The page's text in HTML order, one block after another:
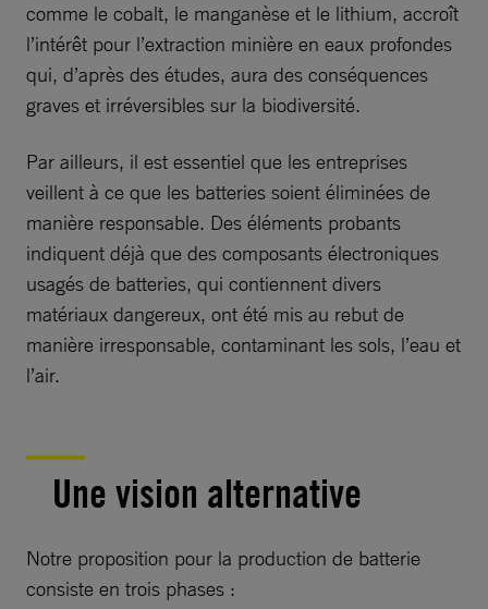
comme le cobalt, le manganèse et le lithium, accroît
l’intérêt pour l’extraction minière en eaux profondes
qui, d’après des études, aura des conséquences
graves et irréversibles sur la biodiversité.
Par ailleurs, il est essentiel que les entreprises
veillent à ce que les batteries soient éliminées de
manière responsable. Des éléments probants
indiquent déjà que des composants électroniques
usagés de batteries, qui contiennent divers
matériaux dangereux, ont été mis au rebut de
manière irresponsable, contaminant les sols, l’eau et
l’air.
Une vision alternative
Notre proposition pour la production de batterie
consiste en trois phases :